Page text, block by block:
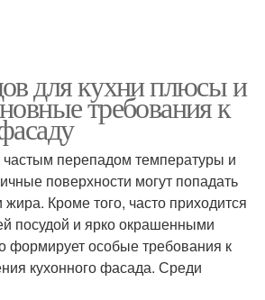
для кухни плюсы и
требования к
частым перепадом температуры и
поверхности могут попадать
Кроме того, часто приходится
посудой и ярко окрашенными
формирует особые требования к
кухонного фасада. Среди